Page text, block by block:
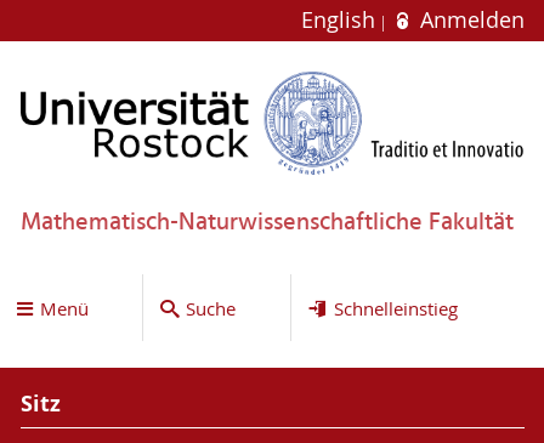
English Anmelden
Mathematisch-Naturwissenschaftliche Fakultät
Menü Suche Schnelleinstieg
Sitz